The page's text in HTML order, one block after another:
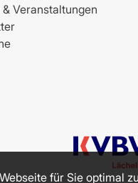
Veranstaltungen
für Sie optimal